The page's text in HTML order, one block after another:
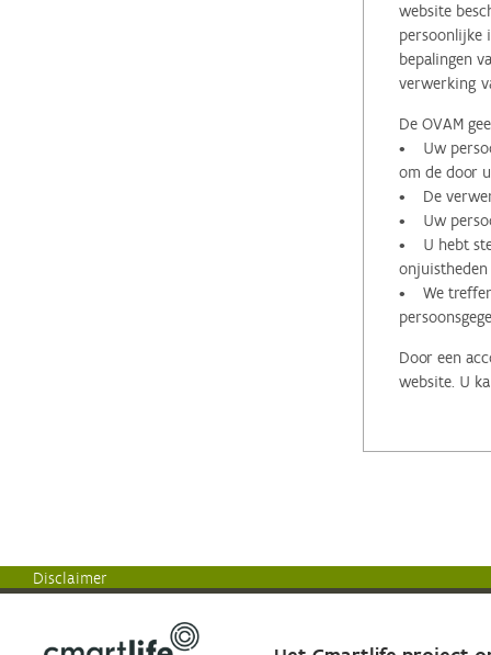
website
persoonlijke
bepalingen
verwerking
De OVAM
• Uw
om de door
• De
• Uw
• U hebt
onjuistheden
• We treffen
Door een
website. U
Disclaimer